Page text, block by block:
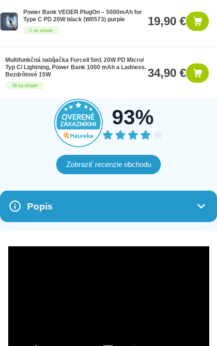
1 na sklade
Power Bank VEGER PlugOn – 5000mAh for
Type C PD 20W black (W0573) purple
19,90 €
38 na sklade
Multifunkčná nabíjačka Forcell 5in1 20W PD Micro/
Typ C/ Lightning, Power Bank 1000 mAh a Ladness.
Bezdrôtové 15W
34,90 €
93%
Zobraziť recenzie obchodu
Popis